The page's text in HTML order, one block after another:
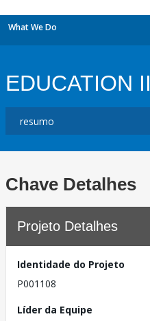
What We Do
EDUCATION II
Chave Detalhes
Projeto Detalhes
Identidade do Projeto
P001108
Líder da Equipe